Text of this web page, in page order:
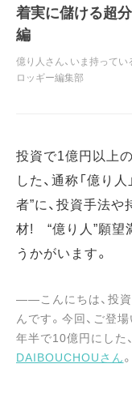
着実に儲ける超
編
億り人さん、いま持って
ロッギー編集部
投資で1億円以上
した、通称「億り
者”に、投資手法
材! “億り人”願望
うかがいます。
――こんにちは、投資
んです。今回、ご登
年半で10億円にした
DAIBOUCHOUさん